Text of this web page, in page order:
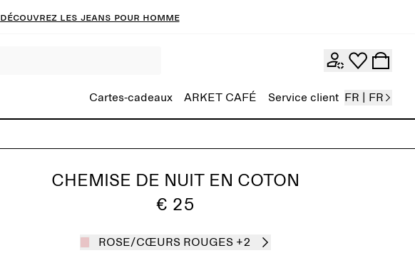
Découvrez les jeans pour homme
Cartes-cadeaux ARKET CAFÉ Service client FR | FR
CHEMISE DE NUIT EN COTON
€ 25
ROSE/CŒURS ROUGES +2